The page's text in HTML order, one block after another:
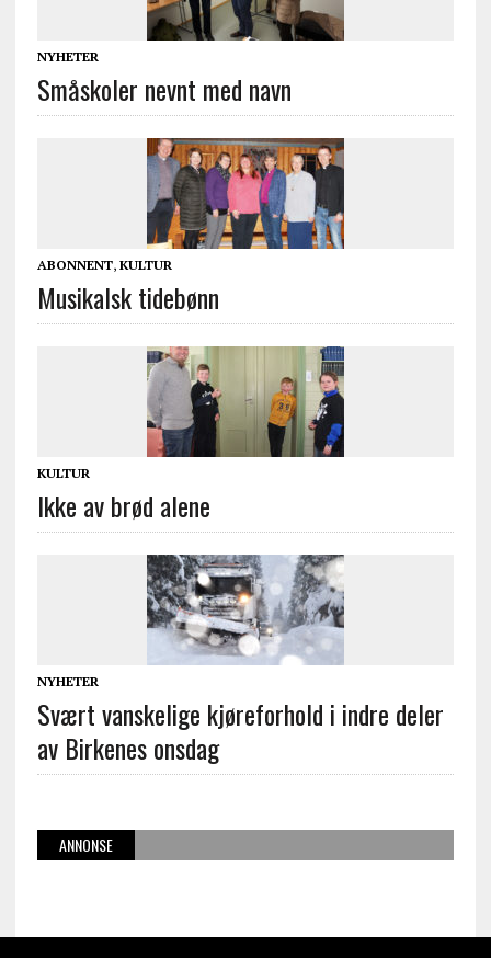
NYHETER
Småskoler nevnt med navn
ABONNENT, KULTUR
Musikalsk tidebønn
KULTUR
Ikke av brød alene
NYHETER
Svært vanskelige kjøreforhold i indre deler
av Birkenes onsdag
ANNONSE